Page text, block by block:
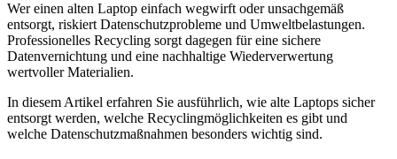
Wer einen alten Laptop einfach wegwirft oder unsachgemäß
entsorgt, riskiert Datenschutzprobleme und Umweltbelastungen.
Professionelles Recycling sorgt dagegen für eine sichere
Datenvernichtung und eine nachhaltige Wiederverwertung
wertvoller Materialien.
In diesem Artikel erfahren Sie ausführlich, wie alte Laptops sicher
entsorgt werden, welche Recyclingmöglichkeiten es gibt und
welche Datenschutzmaßnahmen besonders wichtig sind.